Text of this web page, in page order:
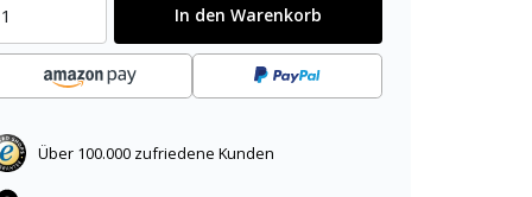
In den Warenkorb
Über 100.000 zufriedene Kunden